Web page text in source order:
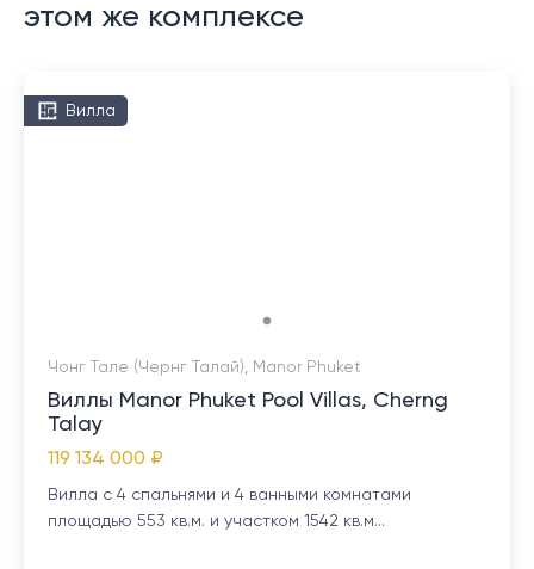
этом же комплексе
Вилла
Чонг Тале (Чернг Талай), Manor Phuket
Виллы Manor Phuket Pool Villas, Cherng
Talay
119 134 000 ₽
Вилла с 4 спальнями и 4 ванными комнатами
площадью 553 кв.м. и участком 1542 кв.м...